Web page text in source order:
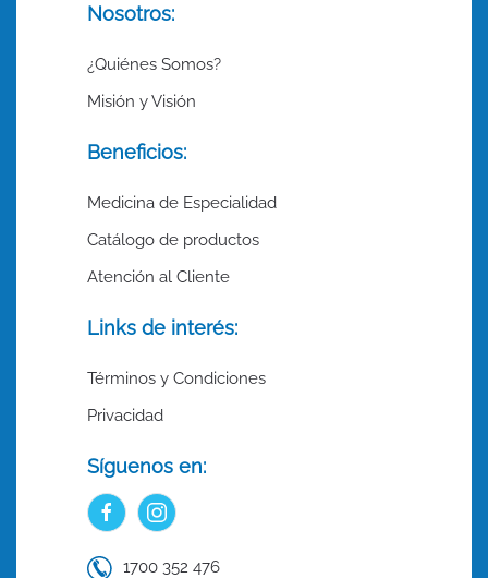
Nosotros:
¿Quiénes Somos?
Misión y Visión
Beneficios:
Medicina de Especialidad
Catálogo de productos
Atención al Cliente
Links de interés:
Términos y Condiciones
Privacidad
Síguenos en:
1700 352 476